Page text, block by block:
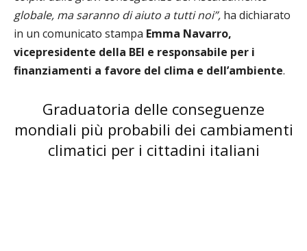
globale, ma saranno di aiuto a tutti noi”, ha dichiarato
in un comunicato stampa Emma Navarro,
vicepresidente della BEI e responsabile per i
finanziamenti a favore del clima e dell’ambiente.
Graduatoria delle conseguenze
mondiali più probabili dei cambiamenti
climatici per i cittadini italiani